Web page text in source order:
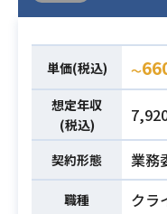
必須スキル
・
・
・
・
験
・
経験
単価(税込) 〜
想定年収
(税込)
契約形態 業務
職種 クラ